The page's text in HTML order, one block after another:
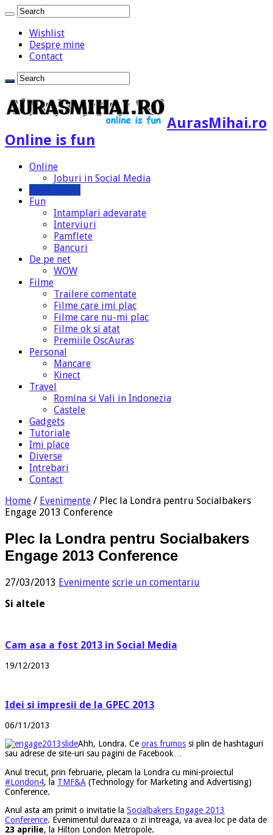
Wishlist
Despre mine
Contact
AurasMihai.ro
Online is fun
Online
Joburi in Social Media
Evenimente
Fun
Intamplari adevarate
Interviuri
Pamflete
Bancuri
De pe net
WOW
Filme
Trailere comentate
Filme care imi plac
Filme care nu-mi plac
Filme ok si atat
Premiile OscAuras
Personal
Mancare
Kinect
Travel
Romina si Vali in Indonezia
Castele
Gadgets
Tutoriale
Imi place
Diverse
Intrebari
Contact
Home / Evenimente / Plec la Londra pentru Socialbakers
Engage 2013 Conference
Plec la Londra pentru Socialbakers
Engage 2013 Conference
27/03/2013 Evenimente scrie un comentariu
Si altele
Cam asa a fost 2013 in Social Media
19/12/2013
Idei si impresii de la GPEC 2013
06/11/2013
Ahh, Londra. Ce oras frumos si plin de hashtaguri
sau adrese de site-uri sau pagini de Facebook…
Anul trecut, prin februarie, plecam la Londra cu mini-proiectul
#London4, la TMF&A (Technology for Marketing and Advertising)
Conference.
Anul asta am primit o invitatie la Socialbakers Engage 2013
Conference. Evenimentul dureaza o zi intreaga, va avea loc pe data de
23 aprilie, la Hilton London Metropole.